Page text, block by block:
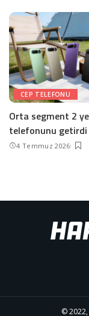
CEP TELEFONU
Orta segment 2
telefonunu getirdi
4 Temmuz 2026
© 2022,